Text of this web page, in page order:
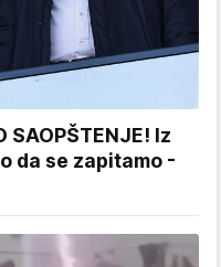
SAOPŠTENJE! Iz
da se zapitamo -